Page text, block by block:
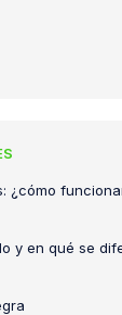
¿cómo
y en qué se